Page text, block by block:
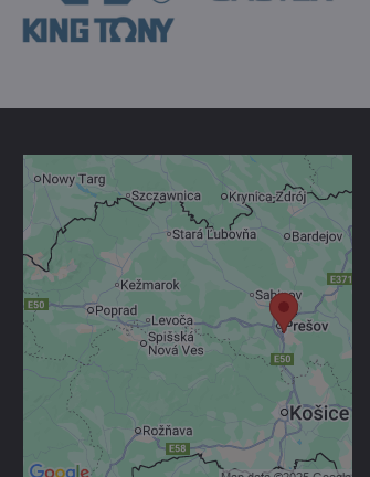
Externý obsah je
blokovaný Voľbami
Prajete si načítať externý obsah?
Povoliť tentokrát
Povoliť a zapamätať - súhlas s
druhom cookie: Funkčné